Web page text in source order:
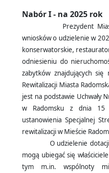
Nabór I - na 2025 rok
Prezydent Miasta
wniosków o udzielenie w
konserwatorskie,
odniesieniu do
zabytków znajdujących
Rewitalizacji Miasta
jest na podstawie Uchwały
w Radomsku z dnia
ustanowienia Specjalnej
rewitalizacji w Mieście
O udzielenie dotacji z
mogą ubiegać się
tym m.in. wspólnoty